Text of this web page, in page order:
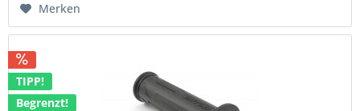
Merken
TIPP!
Begrenzt!